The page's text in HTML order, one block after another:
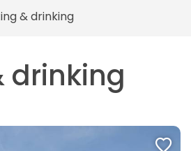
& drinking
drinking